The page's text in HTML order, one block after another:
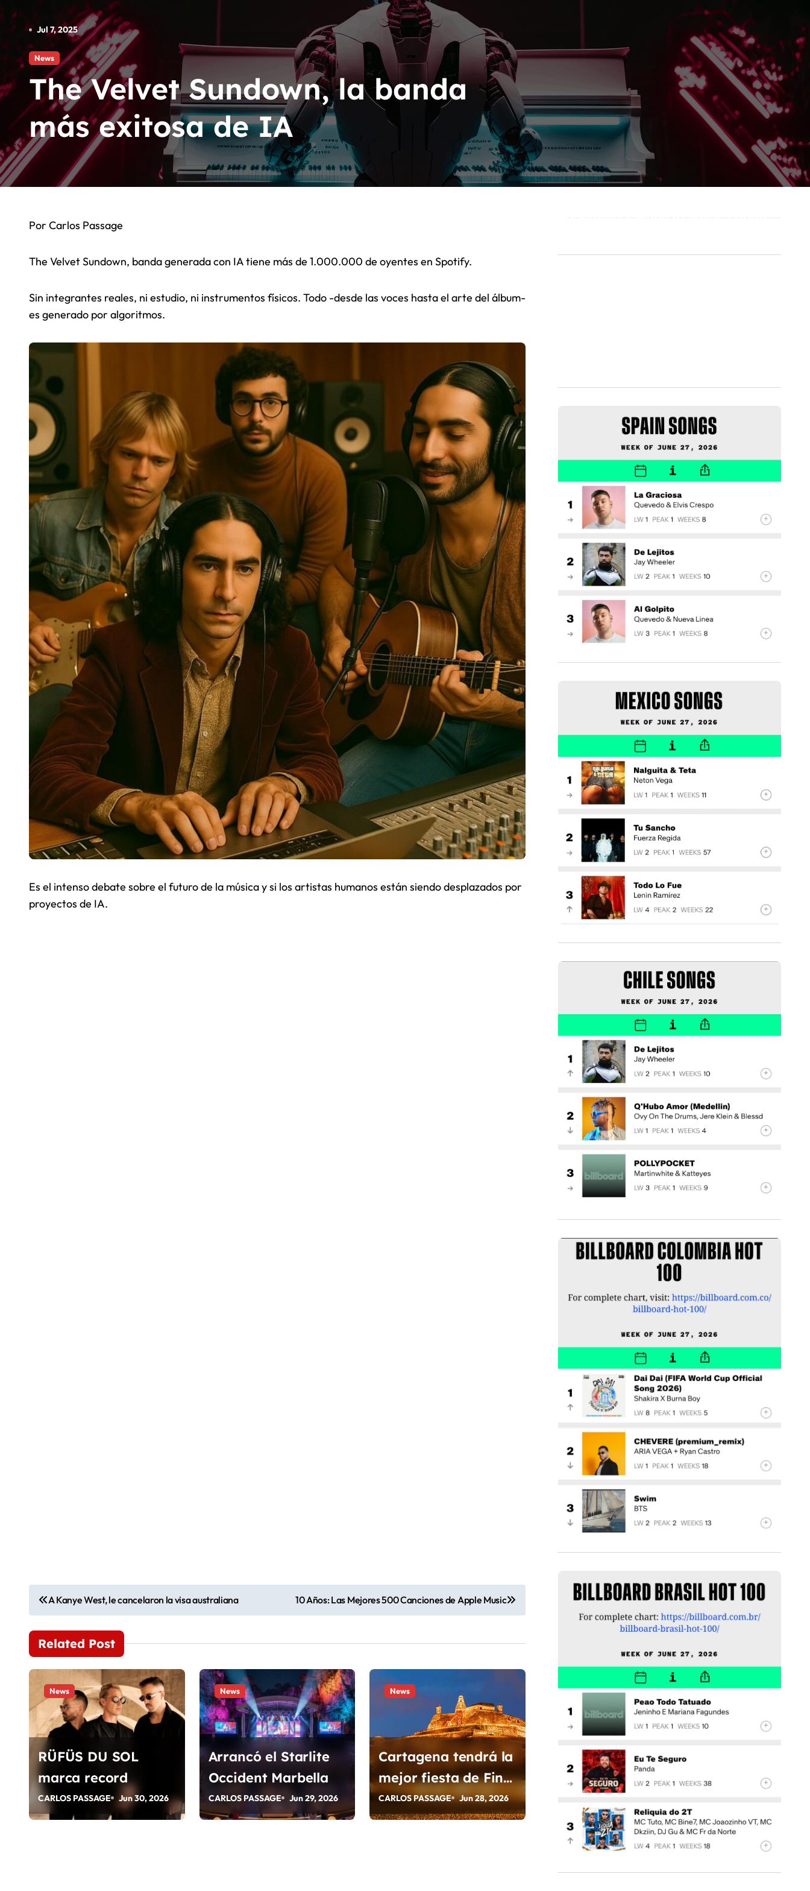
La Etnnia: Para Su Consideracion Latín Grammy
RÜFÜS DU SOL marca record
Jul 7, 2025
News
The Velvet Sundown, la banda
más exitosa de IA
Por Carlos Passage
The Velvet Sundown, banda generada con IA tiene más de 1.000.000 de oyentes en Spotify.
Sin integrantes reales, ni estudio, ni instrumentos físicos. Todo -desde las voces hasta el arte del álbum-
es generado por algoritmos.
Es el intenso debate sobre el futuro de la música y si los artistas humanos están siendo desplazados por
proyectos de IA.
N
a
v
e
a
c
ó
n
A Kanye West, le cancelaron la visa australiana 10 Años: Las Mejores 500 Canciones de Apple Music
Related Post
News
RÜFÜS DU SOL
marca record
CARLOS PASSAGE Jun 30, 2026
News
Arrancó el Starlite
Occident Marbella
CARLOS PASSAGE Jun 29, 2026
News
Cartagena tendrá la
mejor fiesta de Fin
de Año en Colombia
CARLOS PASSAGE Jun 28, 2026